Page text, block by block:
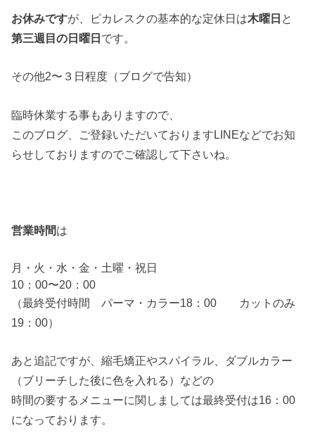
お休みですが、ピカレスクの基本的な定休日は木曜日 と
第三週目の日曜日です。
その他2〜３日程度（ブログで告知）
臨時休業する事もありますので、
このブログ、ご登録いただいておりますLINEなどでお知
らせしておりますのでご確認して下さいね。
営業時間は
月・火・水・金・土曜・祝日
10：00〜20：00
（最終受付時間 パーマ・カラー18：00 カットのみ
19：00）
あと追記ですが、縮毛矯正やスパイラル、ダブルカラー
（ブリーチした後に色を入れる）などの
時間の要するメニューに関しましては最終受付は16：00
になっております。